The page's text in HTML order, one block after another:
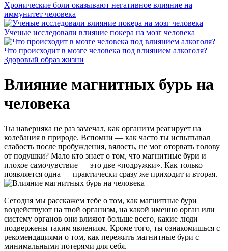
Хронические боли оказывают негативное влияние на
иммунитет человека
Ученые исследовали влияние покера на мозг человека
Что происходит в мозге человека под влиянием алкоголя?
Здоровый образ жизни
Влияние магнитных бурь на
человека
Ты наверняка не раз замечал, как организм реагирует на
колебания в природе. Вспомни — как часто ты испытывал
слабость после пробуждения, вялость, не мог оторвать голову
от подушки? Мало кто знает о том, что магнитные бури и
плохое самочувствие — это две «подружки». Как только
появляется одна — практически сразу же приходит и вторая.
Сегодня мы расскажем тебе о том, как магнитные бури
воздействуют на твой организм, на какой именно орган или
систему органов они влияют больше всего, какие люди
подвержены таким явлениям. Кроме того, ты ознакомишься с
рекомендациями о том, как пережить магнитные бури с
минимальными потерями для себя.